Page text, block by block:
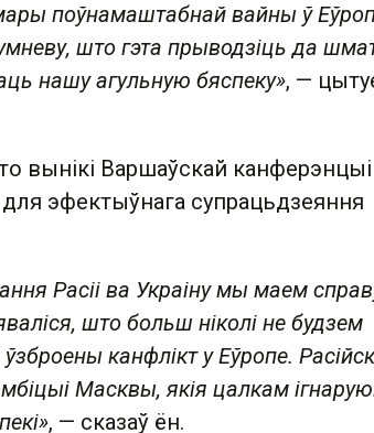
поўнамаштабнай вайны ў
што гэта прыводзіць да
нашу агульную бяспеку», —
вынікі Варшаўскай канферэнцыі
эфектыўнага супрацьдзеяння
Расіі ва Украіну мы маем
што больш ніколі не будзем
канфлікт у Еўропе.
Масквы, якія цалкам
, — сказаў ён.